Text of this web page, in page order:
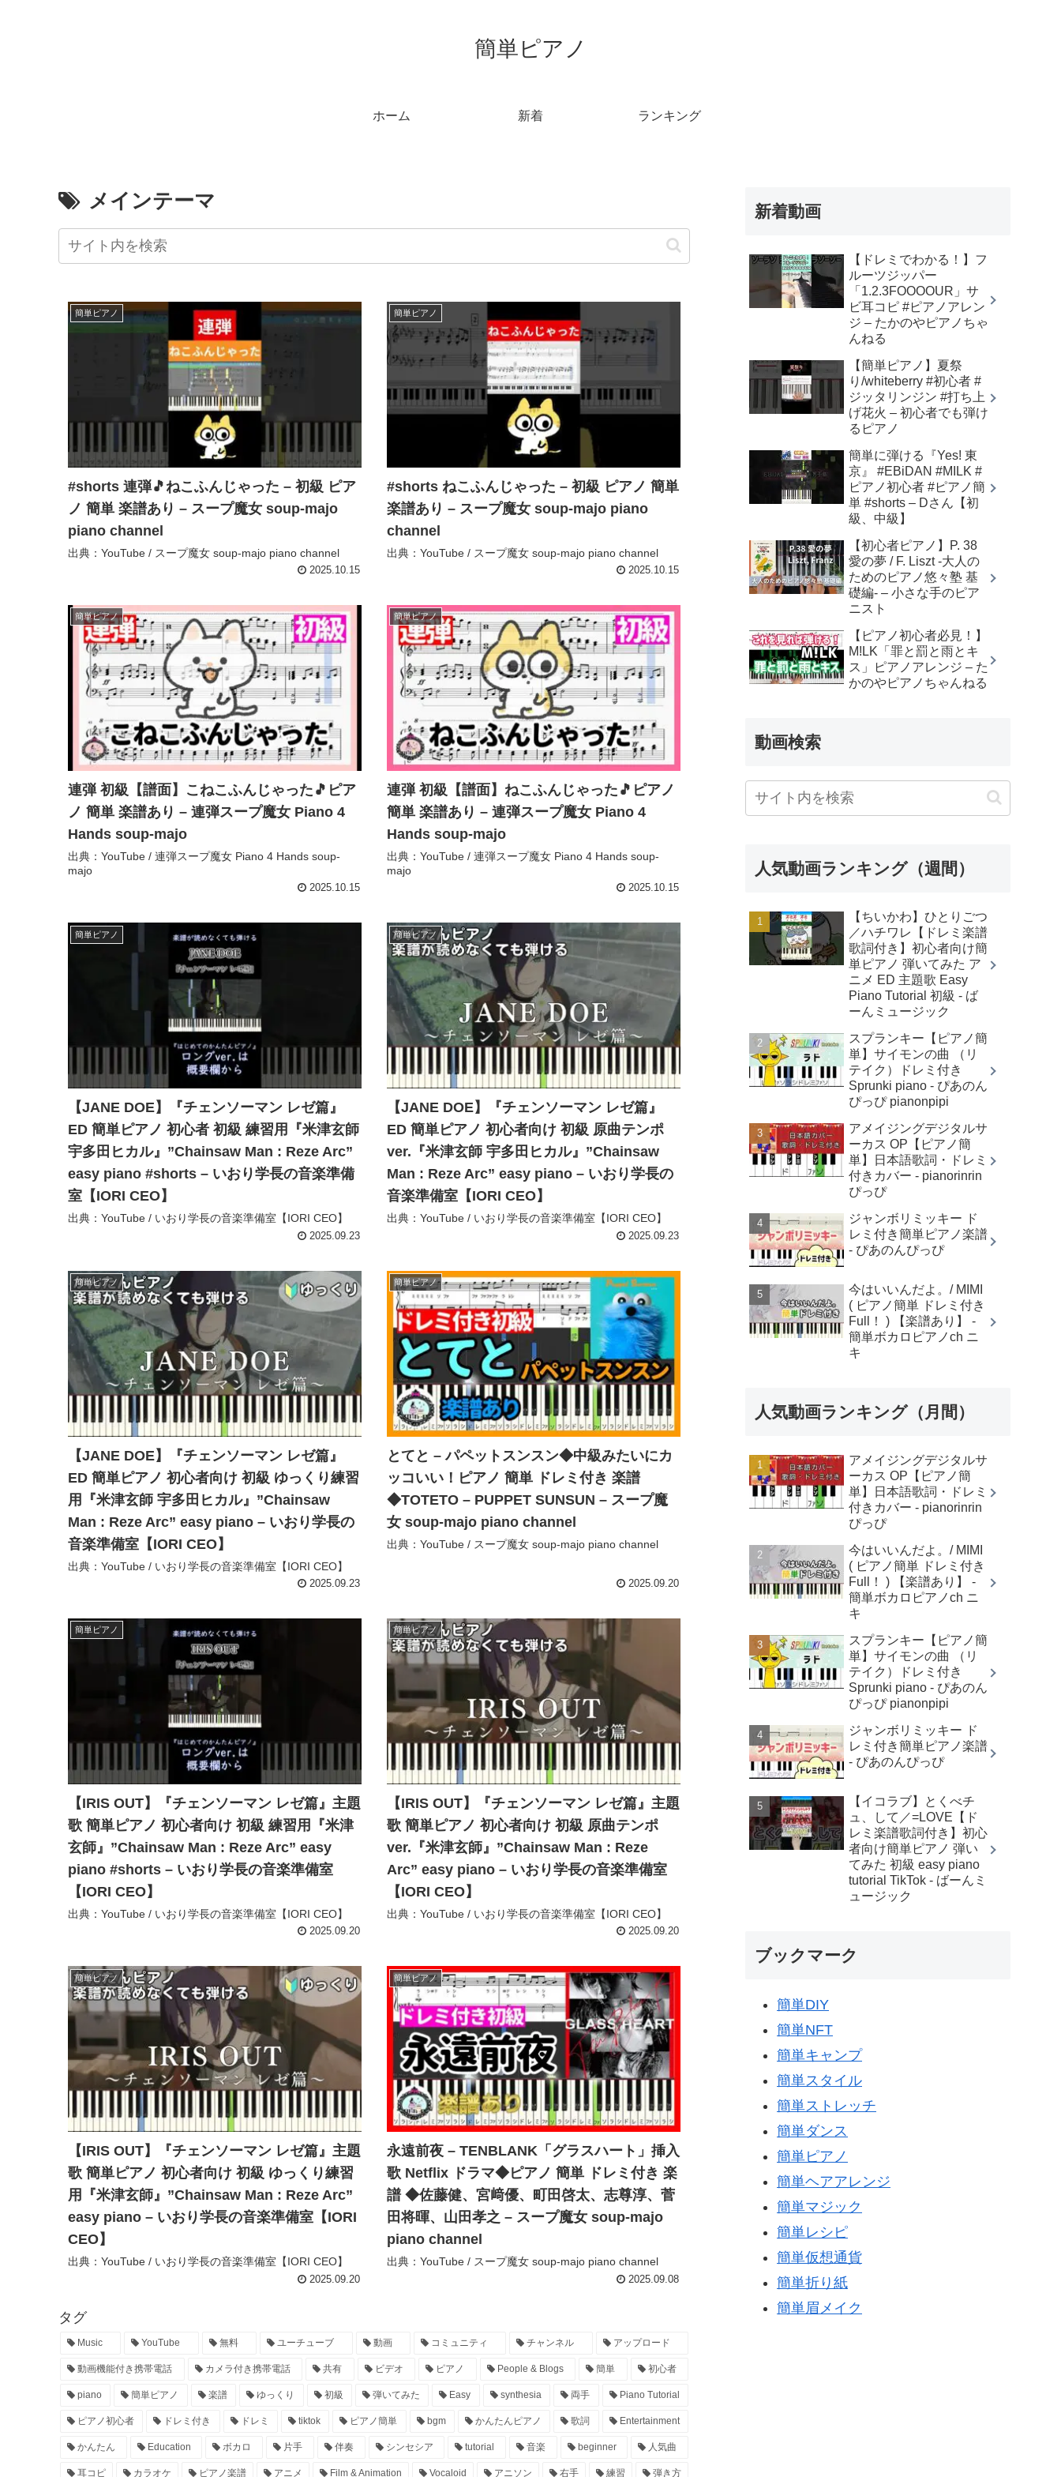
簡単ピアノ
ホーム 新着 ランキング
メインテーマ
簡単ピアノ
#shorts 連弾🎵ねこふんじゃった – 初級 ピア
ノ 簡単 楽譜あり – スープ魔女 soup-majo
piano channel
出典：YouTube / スープ魔女 soup-majo piano channel
2025.10.15
簡単ピアノ
#shorts ねこふんじゃった – 初級 ピアノ 簡単
楽譜あり – スープ魔女 soup-majo piano
channel
出典：YouTube / スープ魔女 soup-majo piano channel
2025.10.15
簡単ピアノ
連弾 初級【譜面】こねこふんじゃった🎵ピア
ノ 簡単 楽譜あり – 連弾スープ魔女 Piano 4
Hands soup-majo
出典：YouTube / 連弾スープ魔女 Piano 4 Hands soup-
majo
2025.10.15
簡単ピアノ
連弾 初級【譜面】ねこふんじゃった🎵ピアノ
簡単 楽譜あり – 連弾スープ魔女 Piano 4
Hands soup-majo
出典：YouTube / 連弾スープ魔女 Piano 4 Hands soup-
majo
2025.10.15
簡単ピアノ
【JANE DOE】『チェンソーマン レゼ篇』
ED 簡単ピアノ 初心者 初級 練習用『米津玄師
宇多田ヒカル』”Chainsaw Man : Reze Arc”
easy piano #shorts – いおり学長の音楽準備
室【IORI CEO】
出典：YouTube / いおり学長の音楽準備室【IORI CEO】
2025.09.23
簡単ピアノ
【JANE DOE】『チェンソーマン レゼ篇』
ED 簡単ピアノ 初心者向け 初級 原曲テンポ
ver.『米津玄師 宇多田ヒカル』”Chainsaw
Man : Reze Arc” easy piano – いおり学長の
音楽準備室【IORI CEO】
出典：YouTube / いおり学長の音楽準備室【IORI CEO】
2025.09.23
簡単ピアノ
【JANE DOE】『チェンソーマン レゼ篇』
ED 簡単ピアノ 初心者向け 初級 ゆっくり練習
用『米津玄師 宇多田ヒカル』”Chainsaw
Man : Reze Arc” easy piano – いおり学長の
音楽準備室【IORI CEO】
出典：YouTube / いおり学長の音楽準備室【IORI CEO】
2025.09.23
簡単ピアノ
とてと – パペットスンスン◆中級みたいにカ
ッコいい！ピアノ 簡単 ドレミ付き 楽譜
◆TOTETO – PUPPET SUNSUN – スープ魔
女 soup-majo piano channel
出典：YouTube / スープ魔女 soup-majo piano channel
2025.09.20
簡単ピアノ
【IRIS OUT】『チェンソーマン レゼ篇』主題
歌 簡単ピアノ 初心者向け 初級 練習用『米津
玄師』”Chainsaw Man : Reze Arc” easy
piano #shorts – いおり学長の音楽準備室
【IORI CEO】
出典：YouTube / いおり学長の音楽準備室【IORI CEO】
2025.09.20
簡単ピアノ
【IRIS OUT】『チェンソーマン レゼ篇』主題
歌 簡単ピアノ 初心者向け 初級 原曲テンポ
ver.『米津玄師』”Chainsaw Man : Reze
Arc” easy piano – いおり学長の音楽準備室
【IORI CEO】
出典：YouTube / いおり学長の音楽準備室【IORI CEO】
2025.09.20
簡単ピアノ
【IRIS OUT】『チェンソーマン レゼ篇』主題
歌 簡単ピアノ 初心者向け 初級 ゆっくり練習
用『米津玄師』”Chainsaw Man : Reze Arc”
easy piano – いおり学長の音楽準備室【IORI
CEO】
出典：YouTube / いおり学長の音楽準備室【IORI CEO】
2025.09.20
簡単ピアノ
永遠前夜 – TENBLANK「グラスハート」挿入
歌 Netflix ドラマ◆ピアノ 簡単 ドレミ付き 楽
譜 ◆佐藤健、宮﨑優、町田啓太、志尊淳、菅
田将暉、山田孝之 – スープ魔女 soup-majo
piano channel
出典：YouTube / スープ魔女 soup-majo piano channel
2025.09.08
タグ
Music YouTube 無料 ユーチューブ 動画 コミュニティ チャンネル アップロード
動画機能付き携帯電話 カメラ付き携帯電話 共有 ビデオ ピアノ People & Blogs 簡単 初心者
piano 簡単ピアノ 楽譜 ゆっくり 初級 弾いてみた Easy synthesia 両手 Piano Tutorial
ピアノ初心者 ドレミ付き ドレミ tiktok ピアノ簡単 bgm かんたんピアノ 歌詞 Entertainment
かんたん Education ボカロ 片手 伴奏 シンセシア tutorial 音楽 beginner 人気曲
耳コピ カラオケ ピアノ楽譜 アニメ Film & Animation Vocaloid アニソン 右手 練習 弾き方
新着動画
【ドレミでわかる！】フ
ルーツジッパー
「1.2.3FOOOOUR」サ
ビ耳コピ #ピアノアレン
ジ – たかのやピアノちゃ
んねる
【簡単ピアノ】夏祭
り/whiteberry #初心者 #
ジッタリンジン #打ち上
げ花火 – 初心者でも弾け
るピアノ
簡単に弾ける『Yes! 東
京』 #EBiDAN #MILK #
ピアノ初心者 #ピアノ簡
単 #shorts – Dさん【初
級、中級】
【初心者ピアノ】P. 38
愛の夢 / F. Liszt -大人の
ためのピアノ悠々塾 基
礎編- – 小さな手のピア
ニスト
【ピアノ初心者必見！】
M!LK「罪と罰と雨とキ
ス」ピアノアレンジ – た
かのやピアノちゃんねる
動画検索
人気動画ランキング（週間）
【ちいかわ】ひとりごつ
／ハチワレ【ドレミ楽譜
歌詞付き】初心者向け簡
単ピアノ 弾いてみた ア
ニメ ED 主題歌 Easy
Piano Tutorial 初級 - ば
ーんミュージック
スプランキー【ピアノ簡
単】サイモンの曲 （リ
テイク）ドレミ付き
Sprunki piano - ぴあのん
ぴっぴ pianonpipi
アメイジングデジタルサ
ーカス OP【ピアノ簡
単】日本語歌詞・ドレミ
付きカバー - pianorinrin
ぴっぴ
ジャンボリミッキー ド
レミ付き簡単ピアノ楽譜
- ぴあのんぴっぴ
今はいいんだよ。/ MIMI
( ピアノ簡単 ドレミ付き
Full！ ) 【楽譜あり】 -
簡単ボカロピアノch ニ
キ
人気動画ランキング（月間）
アメイジングデジタルサ
ーカス OP【ピアノ簡
単】日本語歌詞・ドレミ
付きカバー - pianorinrin
ぴっぴ
今はいいんだよ。/ MIMI
( ピアノ簡単 ドレミ付き
Full！ ) 【楽譜あり】 -
簡単ボカロピアノch ニ
キ
スプランキー【ピアノ簡
単】サイモンの曲 （リ
テイク）ドレミ付き
Sprunki piano - ぴあのん
ぴっぴ pianonpipi
ジャンボリミッキー ド
レミ付き簡単ピアノ楽譜
- ぴあのんぴっぴ
【イコラブ】とくべチ
ュ、して／=LOVE【ド
レミ楽譜歌詞付き】初心
者向け簡単ピアノ 弾い
てみた 初級 easy piano
tutorial TikTok - ばーんミ
ュージック
ブックマーク
簡単DIY
簡単NFT
簡単キャンプ
簡単スタイル
簡単ストレッチ
簡単ダンス
簡単ピアノ
簡単ヘアアレンジ
簡単マジック
簡単レシピ
簡単仮想通貨
簡単折り紙
簡単眉メイク